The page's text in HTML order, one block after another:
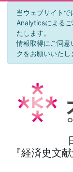
当ウェブサイト
Analyticsによる
たします。
情報取得にご同
クをお願いいたし
『経済史文